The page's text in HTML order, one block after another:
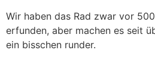
Wir haben das Rad zwar vor
erfunden, aber machen es seit
ein bisschen runder.